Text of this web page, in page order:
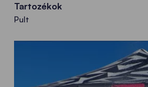
Tartozékok
Pult